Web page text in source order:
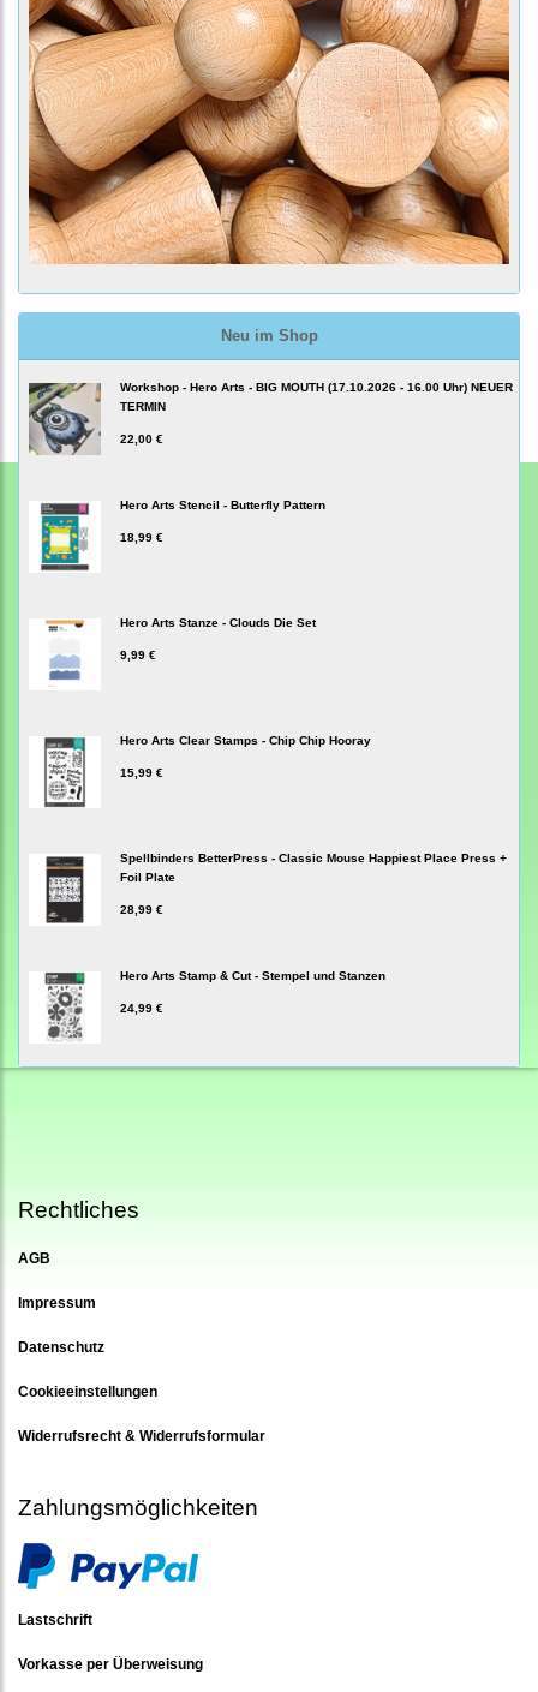
Neu im Shop
Workshop - Hero Arts - BIG MOUTH (17.10.2026 - 16.00 Uhr) NEUER
TERMIN
22,00 €
Hero Arts Stencil - Butterfly Pattern
18,99 €
Hero Arts Stanze - Clouds Die Set
9,99 €
Hero Arts Clear Stamps - Chip Chip Hooray
15,99 €
Spellbinders BetterPress - Classic Mouse Happiest Place Press +
Foil Plate
28,99 €
Hero Arts Stamp & Cut - Stempel und Stanzen
24,99 €
Rechtliches
AGB
Impressum
Datenschutz
Cookieeinstellungen
Widerrufsrecht & Widerrufsformular
Zahlungsmöglichkeiten
Lastschrift
Vorkasse per Überweisung